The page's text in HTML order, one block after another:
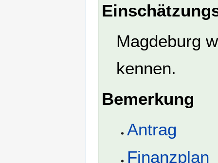
Magdeburg
kennen.
Bemerkung
Antrag
Finanzplan